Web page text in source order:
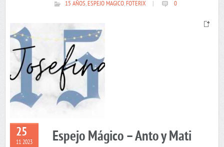
15 AÑOS,ESPEJO MAGICO,FOTERIX 0
25
11 2023 Espejo Mágico – Anto y Mati